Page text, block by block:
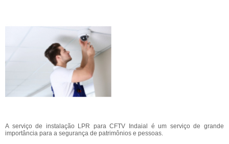
A serviço de instalação LPR para CFTV Indaial é um serviço de grande
importância para a segurança de patrimônios e pessoas.